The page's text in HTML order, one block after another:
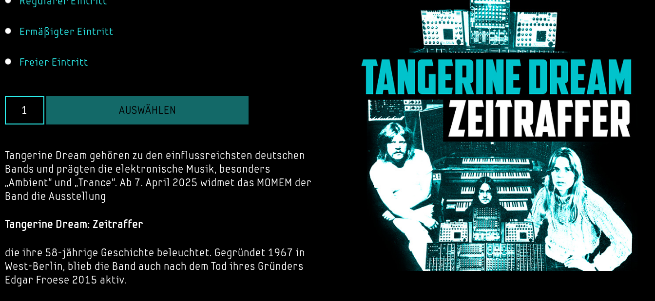
Ermäßigter Eintritt
Freier Eintritt
AUSWÄHLEN
Tangerine Dream gehören zu den einflussreichsten deutschen
Bands und prägten die elektronische Musik, besonders
„Ambient“ und „Trance“. Ab 7. April 2025 widmet das MOMEM der
Band die Ausstellung
Tangerine Dream: Zeitraffer
die ihre 58-jährige Geschichte beleuchtet. Gegründet 1967 in
West-Berlin, blieb die Band auch nach dem Tod ihres Gründers
Edgar Froese 2015 aktiv.